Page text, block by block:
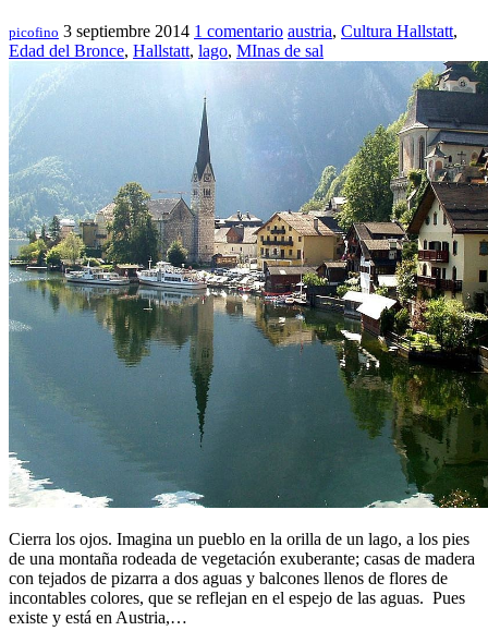
picofino 3 septiembre 2014 1 comentario austria, Cultura Hallstatt,
Edad del Bronce, Hallstatt, lago, MInas de sal
Cierra los ojos. Imagina un pueblo en la orilla de un lago, a los pies
de una montaña rodeada de vegetación exuberante; casas de madera
con tejados de pizarra a dos aguas y balcones llenos de flores de
incontables colores, que se reflejan en el espejo de las aguas. Pues
existe y está en Austria,…